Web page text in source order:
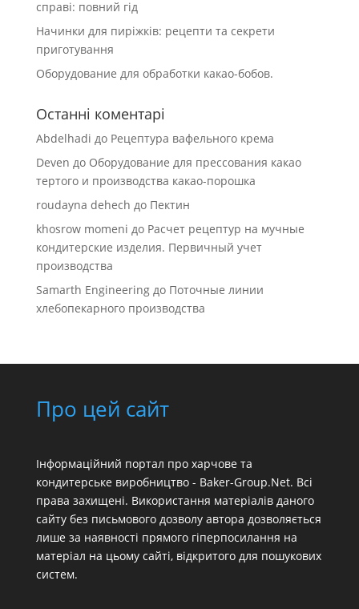
справі: повний гід
Начинки для пиріжків: рецепти та секрети
приготування
Оборудование для обработки какао-бобов.
Останні коментарі
Abdelhadi до Рецептура вафельного крема
Deven до Оборудование для прессования какао
тертого и производства какао-порошка
roudayna dehech до Пектин
khosrow momeni до Расчет рецептур на мучные
кондитерские изделия. Первичный учет
производства
Samarth Engineeringдо Поточные линии
хлебопекарного производства
Про цей сайт
Інформаційний портал про харчове та
кондитерське виробництво - Baker-Group.Net. Всі
права захищені. Використання матеріалів даного
сайту без письмового дозволу автора дозволяється
лише за наявності прямого гіперпосилання на
матеріал на цьому сайті, відкритого для пошукових
систем.